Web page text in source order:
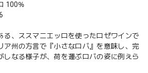
100％
る、ススマニエッロを使ったロゼワインで
ア州の方言で『小さなロバ』を意味し、完
しなる様子が、荷を運ぶロバの姿に例えら